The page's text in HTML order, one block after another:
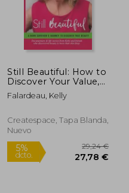
Still Beautiful: How to
Discover Your Value,
Self-Worth & the Self-
Love Formula (en
Falardeau, Kelly
Createspace, Tapa Blanda,
Nuevo